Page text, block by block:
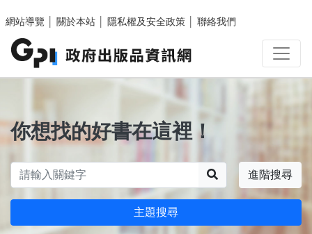
網站導覽
關於本站 隱私權及安全政策 聯絡我們
你想找的好書在這裡！
進階搜尋
主題搜尋